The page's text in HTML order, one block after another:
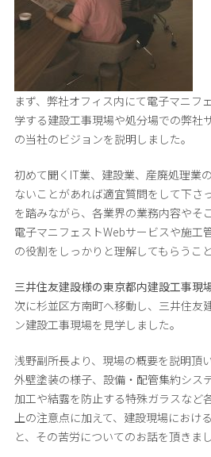
まず、弊社オフィス内にて電子マニフ
学する建設工事現場や処分場での弊社
の当社のビジョンを説明しました。
初めて聞くIT業、建設業、産廃処理業
ないことがあれば適宜質問をして下さ
を踏みながら、各業界の業務内容やそ
電子マニフェストWebサービスや施工
の役割をしっかりと理解してもらうこ
三井住友建設様の東京都内建設工事現
次に杉並区方南町へ移動し、三井住友
ン建設工事現場を見学しました。
浅野副所長より、現場の概要を説明頂
外壁塗装の様子、設備・配管集約シス
加工や結露を防止する特殊ガラスなど
上の注意点に加えて、建設現場におけ
と、その苦労についてのお話を頂きまし